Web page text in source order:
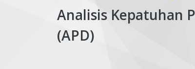
Analisis Kepatuhan
(APD)